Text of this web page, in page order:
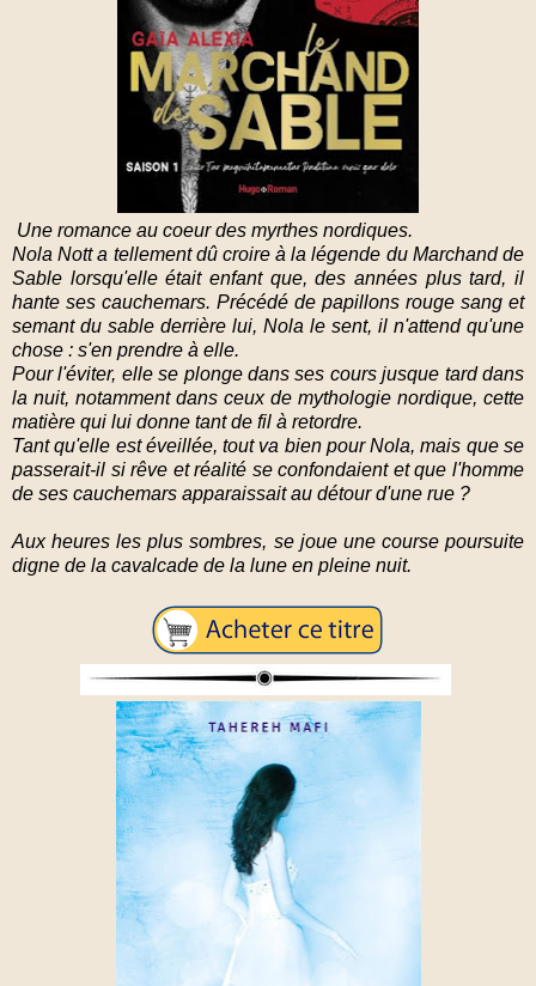
Une romance au coeur des myrthes nordiques.
Nola Nott a tellement dû croire à la légende du Marchand de
Sable lorsqu'elle était enfant que, des années plus tard, il
hante ses cauchemars. Précédé de papillons rouge sang et
semant du sable derrière lui, Nola le sent, il n'attend qu'une
chose : s'en prendre à elle.
Pour l'éviter, elle se plonge dans ses cours jusque tard dans
la nuit, notamment dans ceux de mythologie nordique, cette
matière qui lui donne tant de fil à retordre.
Tant qu'elle est éveillée, tout va bien pour Nola, mais que se
passerait-il si rêve et réalité se confondaient et que l'homme
de ses cauchemars apparaissait au détour d'une rue ?
Aux heures les plus sombres, se joue une course poursuite
digne de la cavalcade de la lune en pleine nuit.